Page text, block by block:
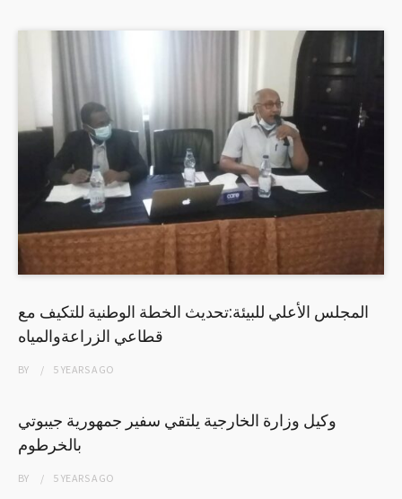
المجلس الأعلي للبيئة:تحديث الخطة الوطنية للتكيف مع
قطاعي الزراعةوالمياه
BY 5 YEARSAGO
وكيل وزارة الخارجية يلتقي سفير جمهورية جيبوتي
بالخرطوم
BY 5 YEARSAGO